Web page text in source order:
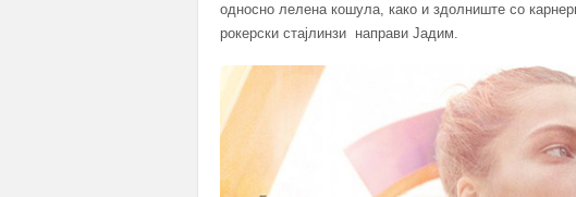
односно лелена кошула, како и здолниште со
рокерски стајлинзи направи Јадим.